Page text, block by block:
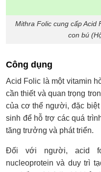
Mithra Folic cung cấp Acid
con bú
Công dụng
Acid Folic là một vitamin
cần thiết và quan trọng
của cơ thể người, đặc
sinh để hỗ trợ các quá
tăng trưởng và phát triển.
Đối với người, acid
nucleoprotein và duy trì